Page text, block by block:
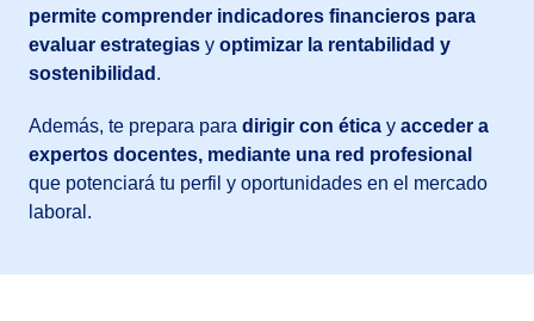
permite comprender indicadores financieros para
evaluar estrategias y optimizar la rentabilidad y
sostenibilidad .
Además, te prepara para dirigir con ética y acceder a
expertos docentes, mediante una red profesional
que potenciará tu perfil y oportunidades en el mercado
laboral.